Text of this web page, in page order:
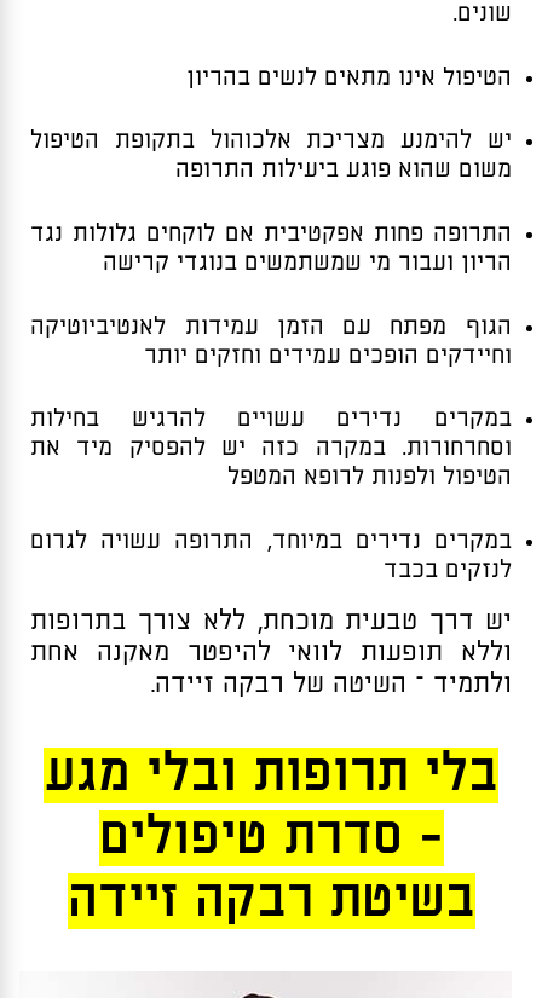
שונים.
הטיפול אינו מתאים לנשים בהריון
יש להימנע מצריכת אלכוהול בתקופת הטיפול
משום שהוא פוגע ביעילות התרופה
התרופה פחות אפקטיבית אם לוקחים גלולות נגד
הריון ועבור מי שמשתמשים בנוגדי קרישה
הגוף מפתח עם הזמן עמידות לאנטיביוטיקה
וחיידקים הופכים עמידים וחזקים יותר
במקרים נדירים עשויים להרגיש בחילות
וסחרחורות. במקרה כזה יש להפסיק מיד את
הטיפול ולפנות לרופא המטפל
במקרים נדירים במיוחד, התרופה עשויה לגרום
לנזקים בכבד
יש דרך טבעית מוכחת, ללא צורך בתרופות
וללא תופעות לוואי להיפטר מאקנה אחת
ולתמיד – השיטה של רבקה זיידה.
בלי תרופות ובלי מגע
- סדרת טיפולים
בשיטת רבקה זיידה